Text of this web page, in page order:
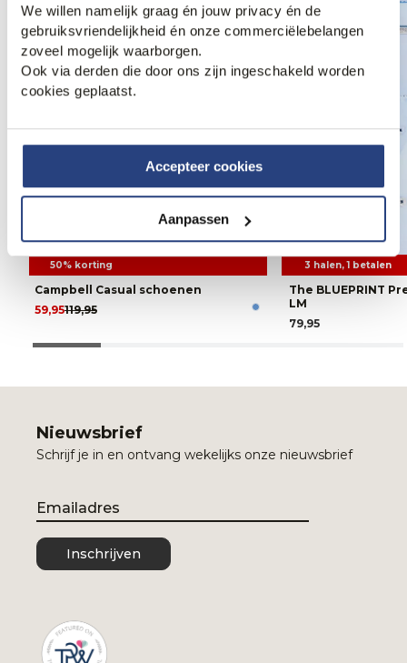
We willen namelijk graag én jouw privacy én de
gebruiksvriendelijkheid én onze commerciëlebelangen
zoveel mogelijk waarborgen.
Ook via derden die door ons zijn ingeschakeld worden
cookies geplaatst.
Accepteer cookies
Aanpassen
50% korting
Campbell Casual schoenen
119,95
59,95
3 halen, 1 betalen
The BLUEPRINT
LM
79,95
Nieuwsbrief
Schrijf je in en ontvang wekelijks onze nieuwsbrief
Email
Inschrijven